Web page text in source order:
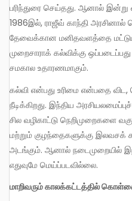
பரிந்துரை செய்தது. ஆனால்
1986இல், ராஜீவ் காந்தி
தேவைக்கான மனிதவளத்தை
முறைசாராக் கல்விக்கு
சமகால உதாரணமாகும்.
கல்வி என்பது உரிமை என்பதை விட, தொடர்ந்து ஒரு சலுகையாகவே
நீடிக்கிறது. இந்திய
சில வழிகாட்டு நெறிமுறைகளை
மற்றும் குழந்தைகளுக்கு இலவசக்
அடங்கும். ஆனால் நடைமுறையில்
எதுவுமே மெய்ப்படவில்லை.
மாறிவரும் காலக்கட்டத்தில்